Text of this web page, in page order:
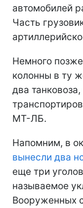
автомобилей
Часть
Немного
колонны в ту
два
МТ-ЛБ.
Напомним, в
вынесли два
еще три
называемое
Вооруженных